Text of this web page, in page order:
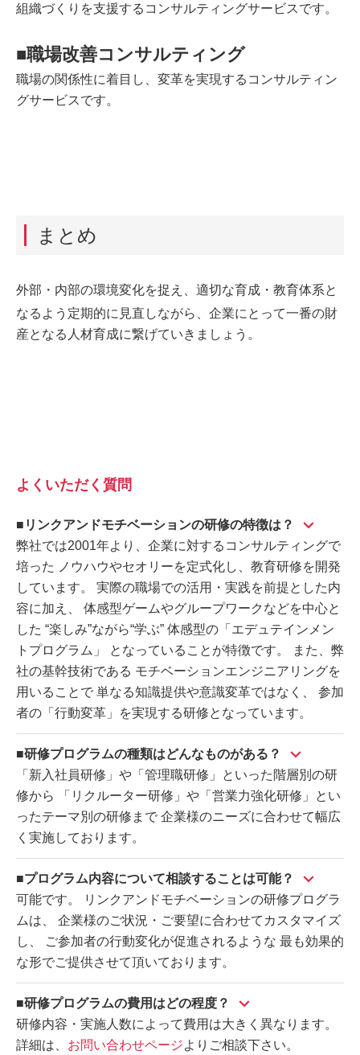
組織づくりを支援するコンサルティングサービスです。
■職場改善コンサルティング
職場の関係性に着目し、変革を実現するコンサルティン
グサービスです。
まとめ
外部・内部の環境変化を捉え、適切な育成・教育体系と
なるよう定期的に見直しながら、企業にとって一番の財
産となる人材育成に繋げていきましょう。
よくいただく質問
■リンクアンドモチベーションの研修の特徴は？
弊社では2001年より、企業に対するコンサルティングで
培った ノウハウやセオリーを定式化し、教育研修を開発
しています。 実際の職場での活用・実践を前提とした内
容に加え、 体感型ゲームやグループワークなどを中心と
した “楽しみ”ながら“学ぶ” 体感型の「エデュテインメン
トプログラム」 となっていることが特徴です。 また、弊
社の基幹技術である モチベーションエンジニアリングを
用いることで 単なる知識提供や意識変革ではなく、 参加
者の「行動変革」を実現する研修となっています。
■研修プログラムの種類はどんなものがある？
「新入社員研修」や「管理職研修」といった階層別の研
修から 「リクルーター研修」や「営業力強化研修」とい
ったテーマ別の研修まで 企業様のニーズに合わせて幅広
く実施しております。
■プログラム内容について相談することは可能？
可能です。 リンクアンドモチベーションの研修プログラ
ムは、 企業様のご状況・ご要望に合わせてカスタマイズ
し、 ご参加者の行動変化が促進されるような 最も効果的
な形でご提供させて頂いております。
■研修プログラムの費用はどの程度？
研修内容・実施人数によって費用は大きく異なります。
詳細は、 お問い合わせページよりご相談下さい。